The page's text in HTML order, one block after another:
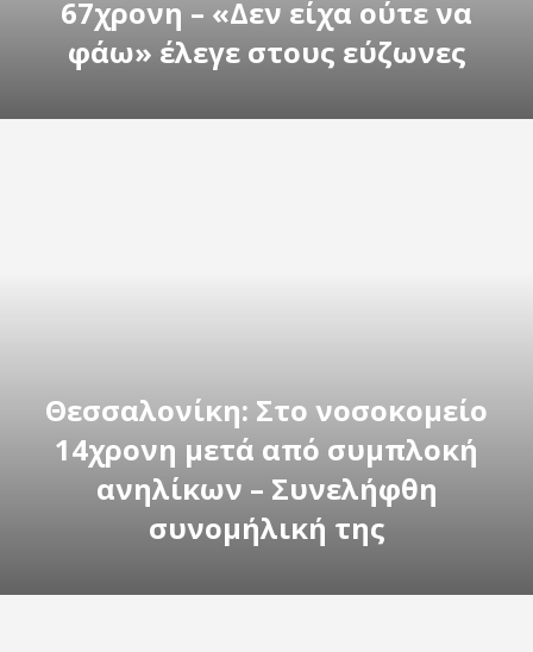
67χρονη – «Δεν είχα ούτε να
φάω» έλεγε στους εύζωνες
Θεσσαλονίκη: Στο νοσοκομείο
14χρονη μετά από συμπλοκή
ανηλίκων – Συνελήφθη
συνομήλική της